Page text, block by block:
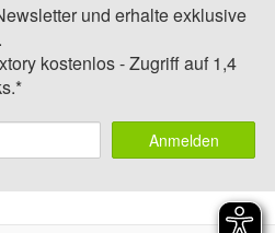
und erhalte exklusive
kostenlos - Zugriff auf 1,4
Anmelden